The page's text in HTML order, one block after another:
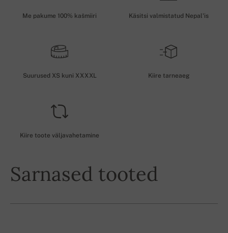
Me pakume 100% kašmiiri Käsitsi valmistatud Nepal'is
Suurused XS kuni XXXXL Kiire tarneaeg
Kiire toote väljavahetamine
Sarnased tooted